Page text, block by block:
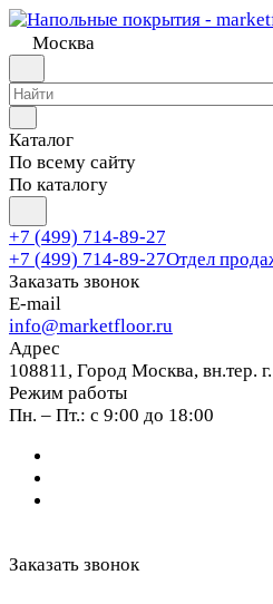
Москва
Каталог
По всему сайту
По каталогу
+7 (499) 714-89-27
+7 (499) 714-89-27Отдел
Заказать звонок
E-mail
info@marketfloor.ru
Адрес
108811, Город Москва, вн.тер.
Режим работы
Пн. – Пт.: с 9:00 до 18:00
Заказать звонок